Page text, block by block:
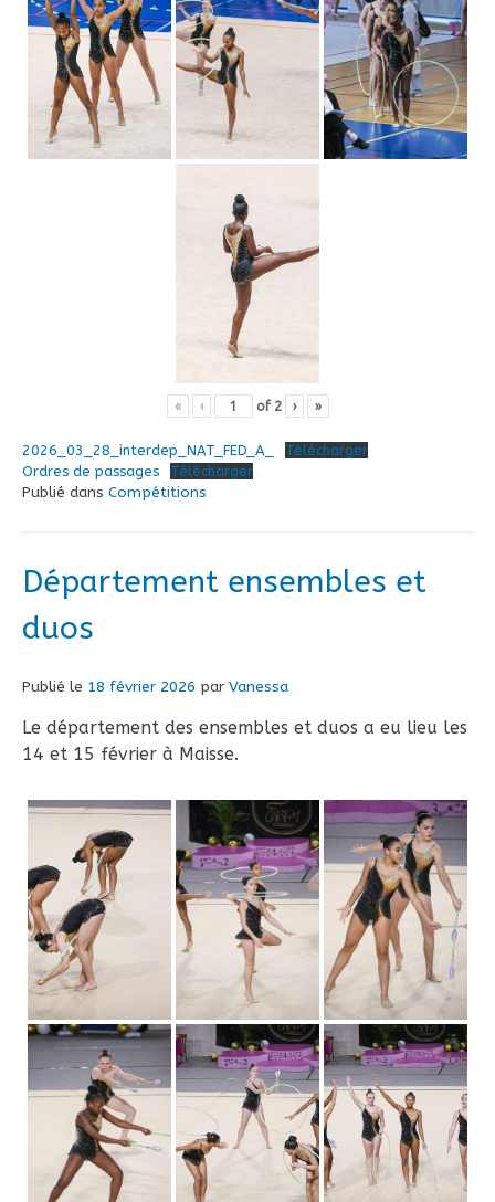
« ‹ of 2 › »
2026_03_28_interdep_NAT_FED_A_
Télécharger
Ordres de passages
Télécharger
Publié dans Compétitions
Département ensembles et
duos
Publié le 18 février 2026 par Vanessa
Le département des ensembles et duos a eu lieu les
14 et 15 février à Maisse.